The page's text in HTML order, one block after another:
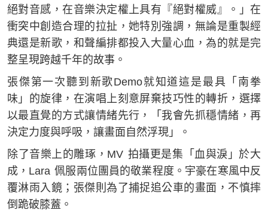
絕對音感，在音樂決定權上具有『絕對權威』。」在
衝突中創造合理的拉扯，她特別強調，無論是重製經
典還是新歌，和聲編排都投入大量心血，為的就是完
整呈現跨越千年的故事。
張傑第一次聽到新歌Demo就知道這是最具「南拳
味」的旋律，在演唱上刻意屏棄技巧性的轉折，選擇
以最直覺的方式讓情緒先行，「我會先抓穩情緒，再
決定力度與呼吸，讓畫面自然浮現」。
除了音樂上的雕琢，MV 拍攝更是集「血與淚」於大
成，Lara 佩服兩位團員的敬業程度。宇豪在寒風中反
覆淋雨入鏡；張傑則為了捕捉追公車的畫面，不慎摔
倒跪破膝蓋。